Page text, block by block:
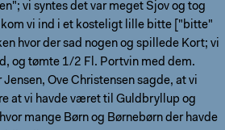
vi syntes det var meget Sjov og tog
vi ind i et kosteligt lille bitte ["bitte"
hvor der sad nogen og spillede Kort; vi
og tømte 1/2 Fl. Portvin med dem.
Ove Christensen sagde, at vi
at vi havde været til Guldbryllup og
mange Børn og Børnebørn der havde